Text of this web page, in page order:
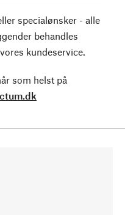
specialønsker - alle
behandles
kundeservice.
som helst på